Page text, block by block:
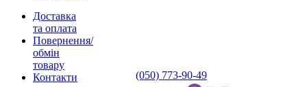
Доставка
та оплата
Повернення/
обмін
товару
Контакти
(050) 773-90-49